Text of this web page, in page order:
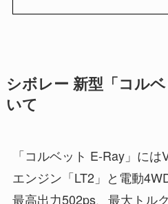
シボレー 新型「コル
いて
「コルベット E-Ray」に
エンジン「LT2」と電動
最高出力502ps、最大トル